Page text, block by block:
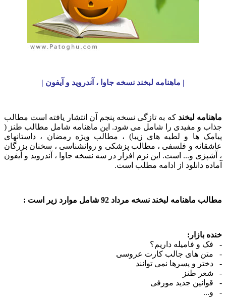
| ماهنامه لبخند نسخه جاوا ، آندروید و آیفون |
ماهنامه لبخند که به تازگی نسخه پنجم آن انتشار یافته است مطالب
جذاب و مفیدی را شامل می شود. این ماهنامه شامل مطالب طنز (
پیامک ها و لطیه های زیبا) ، مطالب ویژه رمضان ، داستانهای
عاشقانه و فلسفی ، مطالب پزشکی و روانشناسی ، سخنان بزرگان
، آشپزی و... است. این نرم افزار در سه نسخه جاوا ، آندروید و آیفون
آماده دانلود از ادامه مطلب است.
مطالب ماهنامه لبخند نسخه مرداد 92 شامل موارد زیر است :
خنده بازار:
- فک و فامیله داریم؟
- متن های جالب کارت عروسی
- دختر و پسرها نمی توانند
- شعر طنز
- قوانین جدید مورفی
- و...